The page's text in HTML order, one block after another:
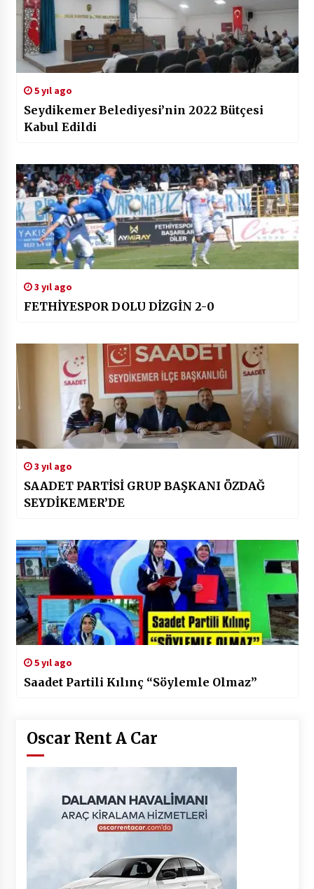
5 yıl ago
Seydikemer Belediyesi’nin 2022 Bütçesi
Kabul Edildi
3 yıl ago
FETHİYESPOR DOLU DİZGİN 2-0
3 yıl ago
SAADET PARTİSİ GRUP BAŞKANI ÖZDAĞ
SEYDİKEMER’DE
5 yıl ago
Saadet Partili Kılınç “Söylemle Olmaz”
Oscar Rent A Car